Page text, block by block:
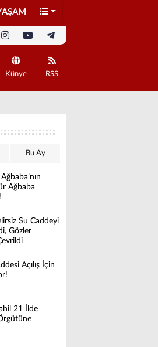
Künye RSS
Bu Ay
Ağbaba
Su Caddeyi
Gözler
Açılış İçin
21 İlde